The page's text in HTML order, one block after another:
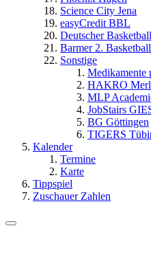
Science City Jena
easyCredit BBL
Deutscher
Barmer 2.
Sonstige
Medikamente
HAKRO
MLP
JobStairs
BG Göttingen
TIGERS
Kalender
Termine
Karte
Tippspiel
Zuschauer Zahlen